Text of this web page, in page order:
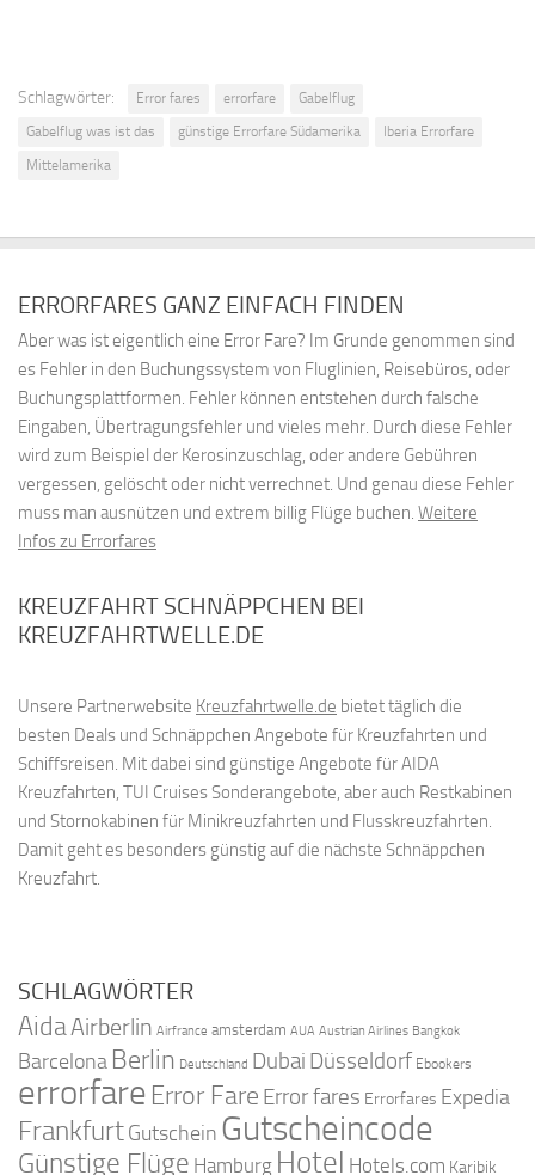
Schlagwörter: Error fares errorfare
Gabelflug
Gabelflug was ist das
günstige Errorfare Südamerika
Iberia Errorfare
Mittelamerika
ERRORFARES GANZ EINFACH FINDEN
Aber was ist eigentlich eine Error Fare? Im Grunde genommen sind
es Fehler in den Buchungssystem von Fluglinien, Reisebüros, oder
Buchungsplattformen. Fehler können entstehen durch falsche
Eingaben, Übertragungsfehler und vieles mehr. Durch diese Fehler
wird zum Beispiel der Kerosinzuschlag, oder andere Gebühren
vergessen, gelöscht oder nicht verrechnet. Und genau diese Fehler
muss man ausnützen und extrem billig Flüge buchen. Weitere
Infos zu Errorfares
KREUZFAHRT SCHNÄPPCHEN BEI
KREUZFAHRTWELLE.DE
Unsere Partnerwebsite Kreuzfahrtwelle.de bietet täglich die
besten Deals und Schnäppchen Angebote für Kreuzfahrten und
Schiffsreisen. Mit dabei sind günstige Angebote für AIDA
Kreuzfahrten, TUI Cruises Sonderangebote, aber auch Restkabinen
und Stornokabinen für Minikreuzfahrten und Flusskreuzfahrten.
Damit geht es besonders günstig auf die nächste Schnäppchen
Kreuzfahrt.
SCHLAGWÖRTER
AidaAirberlin Airfrance amsterdam AUA Austrian Airlines Bangkok
Barcelona Berlin Deutschland Dubai Düsseldorf Ebookers
errorfare Error Fare Error fares Errorfares Expedia
FrankfurtGutschein Gutscheincode
Günstige Flüge Hamburg Hotel Hotels.com Karibik